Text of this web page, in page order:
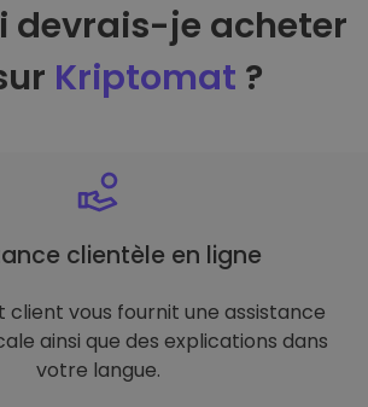
devrais-je acheter
Kriptomat ?
clientèle en ligne
client vous fournit une assistance
ainsi que des explications dans
votre langue.